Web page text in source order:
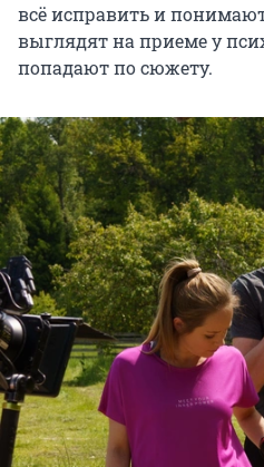
всё исправить и
выглядят на приеме у
попадают по сюжету.